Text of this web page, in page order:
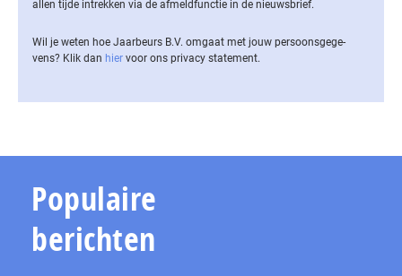
allen tijde intrekken via de af­meld­func­tie in de nieuwsbrief.
Wil je weten hoe Jaarbeurs B.V. omgaat met jouw per­soons­ge­ge­
vens? Klik dan hier voor ons privacy statement.
Populaire
berichten